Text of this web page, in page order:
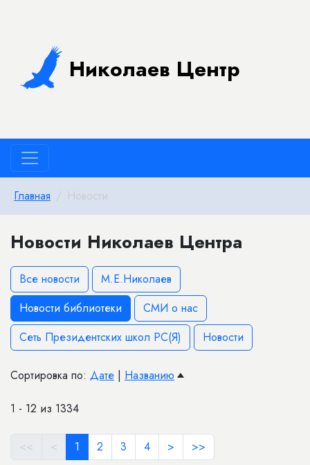
Николаев Центр
Главная Новости
Новости Николаев Центра
Все новости
М.Е.Николаев
Новости библиотеки
СМИ о нас
Сеть Президентских школ РС(Я)
Новости
Сортировка по: Дате | Названию
1 - 12 из 1334
<< < 1 2 3 4 > >>